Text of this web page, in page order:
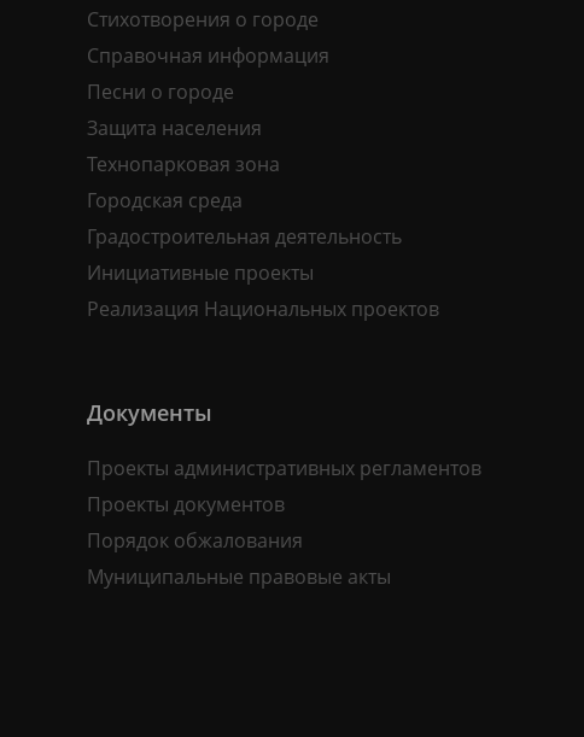
Стихотворения о городе
Справочная информация
Песни о городе
Защита населения
Технопарковая зона
Городская среда
Градостроительная деятельность
Инициативные проекты
Реализация Национальных проектов
Документы
Проекты административных регламентов
Проекты документов
Порядок обжалования
Муниципальные правовые акты